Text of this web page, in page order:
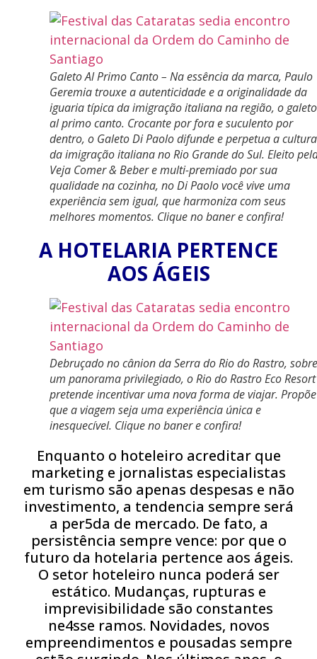
Galeto Al Primo Canto – Na essência da marca, Paulo
Geremia trouxe a autenticidade e a originalidade da
iguaria típica da imigração italiana na região, o galeto
al primo canto. Crocante por fora e suculento por
dentro, o Galeto Di Paolo difunde e perpetua a cultura
da imigração italiana no Rio Grande do Sul. Eleito
Veja Comer & Beber e multi-premiado por sua
qualidade na cozinha, no Di Paolo você vive uma
experiência sem igual, que harmoniza com seus
melhores momentos. Clique no baner e confira!
A HOTELARIA PERTENCE
AOS ÁGEIS
Debruçado no cânion da Serra do Rio do Rastro, sobre
um panorama privilegiado, o Rio do Rastro Eco Resort
pretende incentivar uma nova forma de viajar. Propõe
que a viagem seja uma experiência única e
inesquecível. Clique no baner e confira!
Enquanto o hoteleiro acreditar que
marketing e jornalistas especialistas
em turismo são apenas despesas e não
investimento, a tendencia sempre será
a per5da de mercado. De fato, a
persistência sempre vence: por que o
futuro da hotelaria pertence aos ágeis.
O setor hoteleiro nunca poderá ser
estático. Mudanças, rupturas e
imprevisibilidade são constantes
ne4sse ramos. Novidades, novos
empreendimentos e pousadas sempre